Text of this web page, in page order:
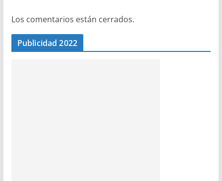
Los comentarios están cerrados.
Publicidad 2022